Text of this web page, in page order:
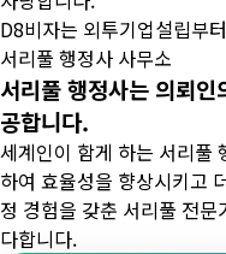
D8비자는 외투기업설립부
서리풀 행정사 사무소
서리풀행정사는 의뢰인
공합니다.
세계인이 함게 하는 서리풀
하여 효율성을 향상시키고
정 경험을 갖춘 서리풀 전
다합니다.